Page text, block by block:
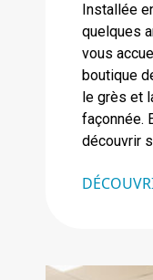
Installée
quelques
vous
boutique
le grès et
façonnée.
découvrir